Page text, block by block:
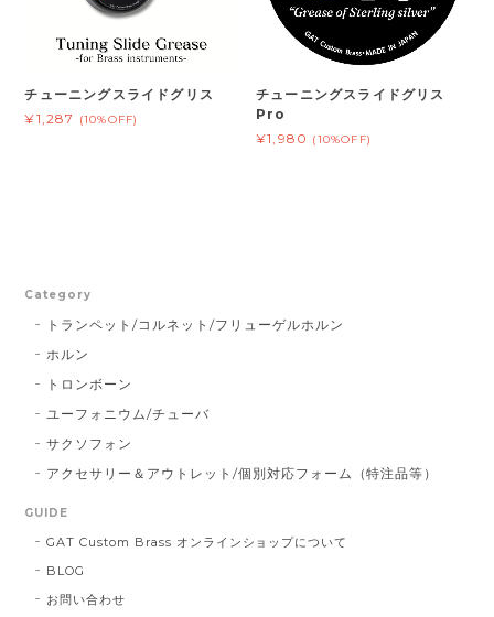
チューニングスライドグリス
¥1,287
(10%OFF)
チューニングスライドグリス
Pro
¥1,980 (10%OFF)
Category
トランペット/コルネット/フリューゲルホルン
ホルン
トロンボーン
ユーフォニウム/チューバ
サクソフォン
アクセサリー＆アウトレット/個別対応フォーム（特注品等）
GUIDE
GAT Custom Brass オンラインショップについて
BLOG
お問い合わせ